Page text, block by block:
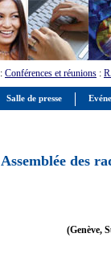
: Conférences et réunions :
Assemblée des
(Genève,
Salle de presse